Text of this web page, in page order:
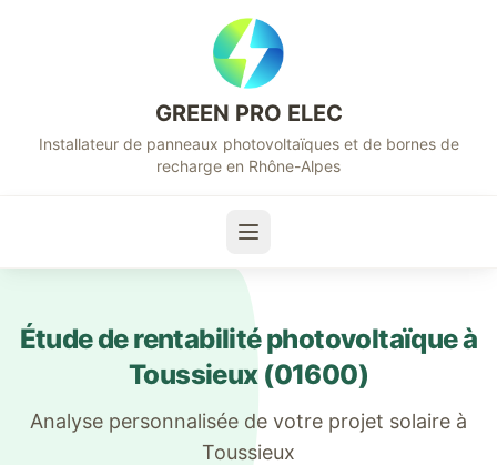
GREEN PRO ELEC
Installateur de panneaux photovoltaïques et de bornes de
recharge en Rhône-Alpes
Étude de rentabilité photovoltaïque à
Toussieux(01600)
Analyse personnalisée de votre projet solaire à
Toussieux